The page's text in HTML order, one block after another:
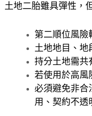
土地二胎雖具彈性，
第二順位風險
土地地目、地
持分土地需共
若使用於高風
必須避免非合
用、契約不透